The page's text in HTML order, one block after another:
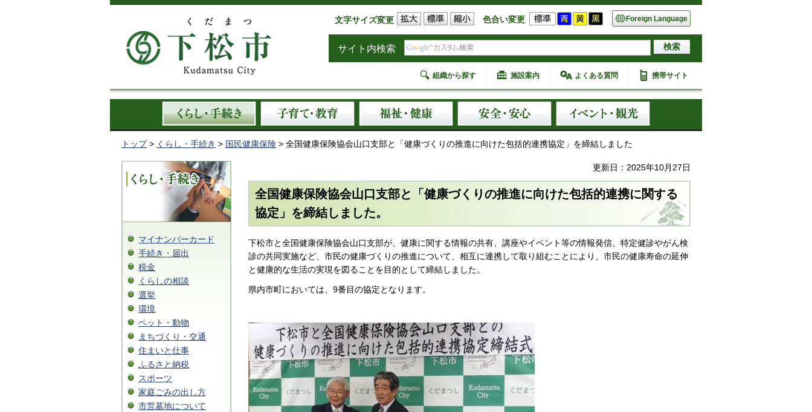
文字サイズ変更 色合い変更 Foreign Language
サイト内検索
組織から探す 施設案内 よくある質問 携帯サイト
トップ> くらし・手続き > 国民健康保険 > 全国健康保険協会山口支部と「健康づくりの推進に向けた包括的連携協定」を締結しました
マイナンバーカード
手続き・届出
税金
くらしの相談
選挙
環境
ペット・動物
まちづくり・交通
住まいと仕事
ふるさと納税
スポーツ
家庭ごみの出し方
市営墓地について
更新日：2025年10月27日
全国健康保険協会山口支部と「健康づくりの推進に向けた包括的連携に関する
協定」を締結しました。
下松市と全国健康保険協会山口支部が、健康に関する情報の共有、講座やイベント等の情報発信、特定健診やがん検
診の共同実施など、市民の健康づくりの推進について、相互に連携して取り組むことにより、市民の健康寿命の延伸
と健康的な生活の実現を図ることを目的として締結しました。
県内市町においては、9番目の協定となります。